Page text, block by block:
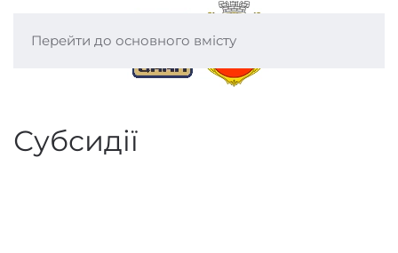
Перейти до основного вмісту
Субсидії